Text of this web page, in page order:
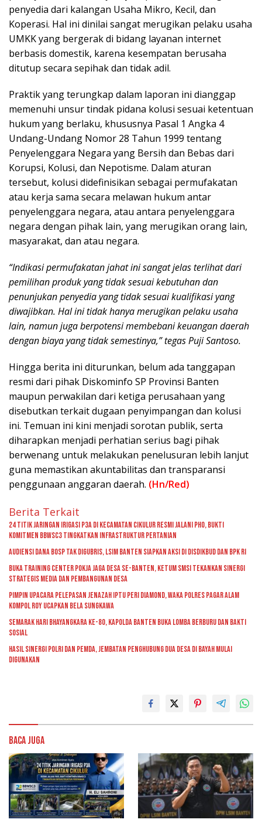
penyedia dari kalangan Usaha Mikro, Kecil, dan
Koperasi. Hal ini dinilai sangat merugikan pelaku usaha
UMKK yang bergerak di bidang layanan internet
berbasis domestik, karena kesempatan berusaha
ditutup secara sepihak dan tidak adil.
Praktik yang terungkap dalam laporan ini dianggap
memenuhi unsur tindak pidana kolusi sesuai ketentuan
hukum yang berlaku, khususnya Pasal 1 Angka 4
Undang-Undang Nomor 28 Tahun 1999 tentang
Penyelenggara Negara yang Bersih dan Bebas dari
Korupsi, Kolusi, dan Nepotisme. Dalam aturan
tersebut, kolusi didefinisikan sebagai permufakatan
atau kerja sama secara melawan hukum antar
penyelenggara negara, atau antara penyelenggara
negara dengan pihak lain, yang merugikan orang lain,
masyarakat, dan atau negara.
“Indikasi permufakatan jahat ini sangat jelas terlihat dari
pemilihan produk yang tidak sesuai kebutuhan dan
penunjukan penyedia yang tidak sesuai kualifikasi yang
diwajibkan. Hal ini tidak hanya merugikan pelaku usaha
lain, namun juga berpotensi membebani keuangan daerah
dengan biaya yang tidak semestinya,” tegas Puji Santoso.
Hingga berita ini diturunkan, belum ada tanggapan
resmi dari pihak Diskominfo SP Provinsi Banten
maupun perwakilan dari ketiga perusahaan yang
disebutkan terkait dugaan penyimpangan dan kolusi
ini. Temuan ini kini menjadi sorotan publik, serta
diharapkan menjadi perhatian serius bagi pihak
berwenang untuk melakukan penelusuran lebih lanjut
guna memastikan akuntabilitas dan transparansi
penggunaan anggaran daerah. (Hn/Red)
Berita Terkait
24 Titik Jaringan Irigasi P3A di Kecamatan Cikulur Resmi Jalani PHO, Bukti
Komitmen BBWSC3 Tingkatkan Infrastruktur Pertanian
Audiensi Dana BOSP Tak Digubris, LSIM Banten Siapkan Aksi di Disdikbud dan BPK RI
Buka Training Center Pokja Jaga Desa se-Banten, Ketum SMSI Tekankan Sinergi
Strategis Media dan Pembangunan Desa
Pimpin Upacara Pelepasan Jenazah Iptu Peri Diamond, Waka Polres Pagar Alam
Kompol Roy Ucapkan Bela Sungkawa
Semarak Hari Bhayangkara ke-80, Kapolda Banten Buka Lomba Berburu dan Bakti
Sosial
Hasil Sinergi Polri dan Pemda, Jembatan Penghubung Dua Desa di Bayah Mulai
Digunakan
Baca Juga